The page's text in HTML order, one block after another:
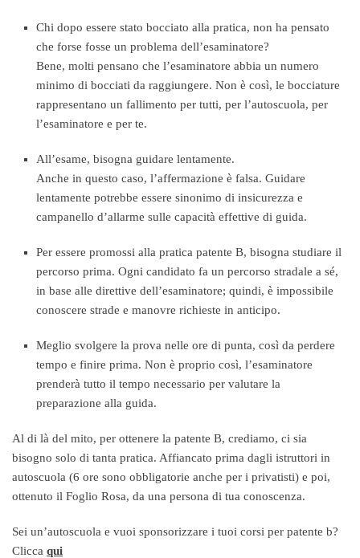
Chi dopo essere stato bocciato alla pratica, non ha pensato
che forse fosse un problema dell’esaminatore?
Bene, molti pensano che l’esaminatore abbia un numero
minimo di bocciati da raggiungere. Non è così, le bocciature
rappresentano un fallimento per tutti, per l’autoscuola, per
l’esaminatore e per te.
All’esame, bisogna guidare lentamente.
Anche in questo caso, l’affermazione è falsa. Guidare
lentamente potrebbe essere sinonimo di insicurezza e
campanello d’allarme sulle capacità effettive di guida.
Per essere promossi alla pratica patente B, bisogna studiare il
percorso prima. Ogni candidato fa un percorso stradale a sé,
in base alle direttive dell’esaminatore; quindi, è impossibile
conoscere strade e manovre richieste in anticipo.
Meglio svolgere la prova nelle ore di punta, così da perdere
tempo e finire prima. Non è proprio così, l’esaminatore
prenderà tutto il tempo necessario per valutare la
preparazione alla guida.
Al di là del mito, per ottenere la patente B, crediamo, ci sia
bisogno solo di tanta pratica. Affiancato prima dagli istruttori in
autoscuola (6 ore sono obbligatorie anche per i privatisti) e poi,
ottenuto il Foglio Rosa, da una persona di tua conoscenza.
Sei un’autoscuola e vuoi sponsorizzare i tuoi corsi per patente b?
Clicca qui